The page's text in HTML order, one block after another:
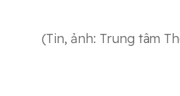
(Tin, ảnh: Trung tâm